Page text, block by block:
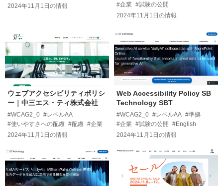
2024年11月1日の情報
#企業 #試験の公開
2024年11月1日の情報
ウェブアクセシビリティポリシ
ー｜中三エス・ティ株式会社
#WCAG2_0 #レベルAA
#使いやすさへの配慮 #配慮 #企業
2024年11月1日 の情報
Web Accessibility Policy SB
Technology SBT
#WCAG2_0 #レベルAA #準拠
#企業 #試験の公開
#English
2024年11月1日 の情報